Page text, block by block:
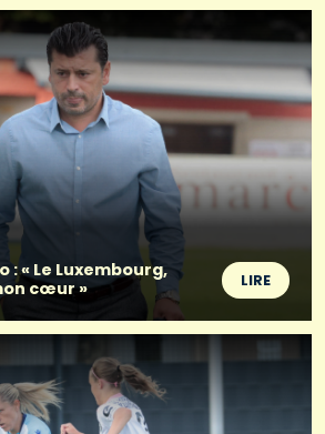
: « Le Luxembourg,
cœur »
LIRE